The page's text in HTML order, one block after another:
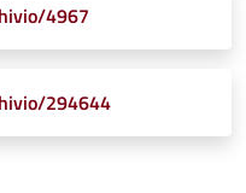
4967
294644